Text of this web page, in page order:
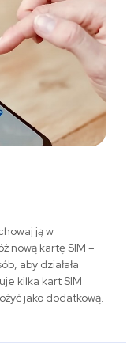
ją w
nową kartę SIM –
aby działała
kilka kart SIM
jako dodatkową.